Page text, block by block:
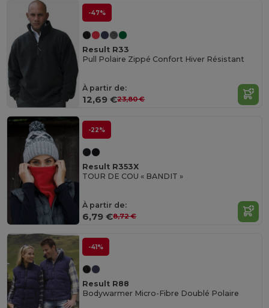
-47%
Result R33
Pull Polaire Zippé Confort Hiver Résistant
À partir de:
12,69 €23,80 €
-22%
Result R353X
TOUR DE COU « BANDIT »
À partir de:
6,79 €8,72 €
-41%
Result R88
Bodywarmer Micro-Fibre Doublé Polaire